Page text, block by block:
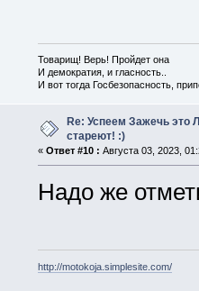
Товарищ! Верь! Пройдет она
И демократия, и гласность..
И вот тогда Госбезопасность,
Re: Успеем Зажечь это
стареют! :)
« Ответ #10 : Августа 03, 2023,
Надо же
http://motokoja.simplesite.com/